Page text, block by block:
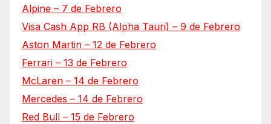
Alpine – 7 de Febrero
Visa Cash App RB (Alpha Tauri) – 9 de Febrero
Aston Martin – 12 de Febrero
Ferrari – 13 de Febrero
McLaren – 14 de Febrero
Mercedes – 14 de Febrero
Red Bull – 15 de Febrero